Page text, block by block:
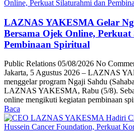
LAZNAS YAKESMA Gelar
Bersama Ojek Online,
Pembinaan Spiritual
Public Relations 05/08/2026 No
Jakarta, 5 Agustus 2026 – LAZNAS
menggelar program Ngaji Sahdu
LAZNAS YAKESMA, Rabu (5/8).
online mengikuti kegiatan pembinaan
Baca